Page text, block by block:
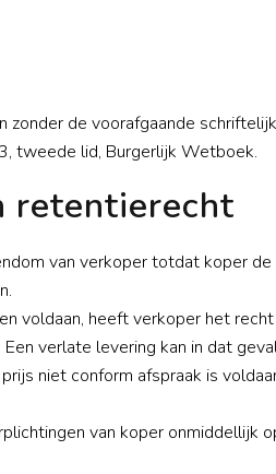
de voorafgaande
tweede lid, Burgerlijk Wetboek.
retentierecht
van verkoper totdat koper
voldaan, heeft verkoper het
verlate levering kan in dat
niet conform afspraak is
van koper onmiddellijk